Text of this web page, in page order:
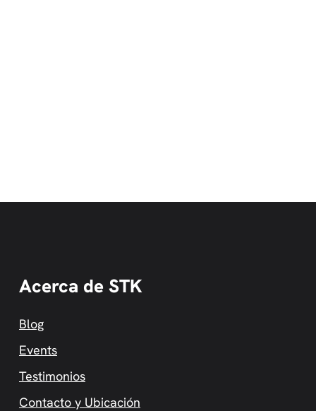
Acerca de STK
Blog
Events
Testimonios
Contacto y Ubicación